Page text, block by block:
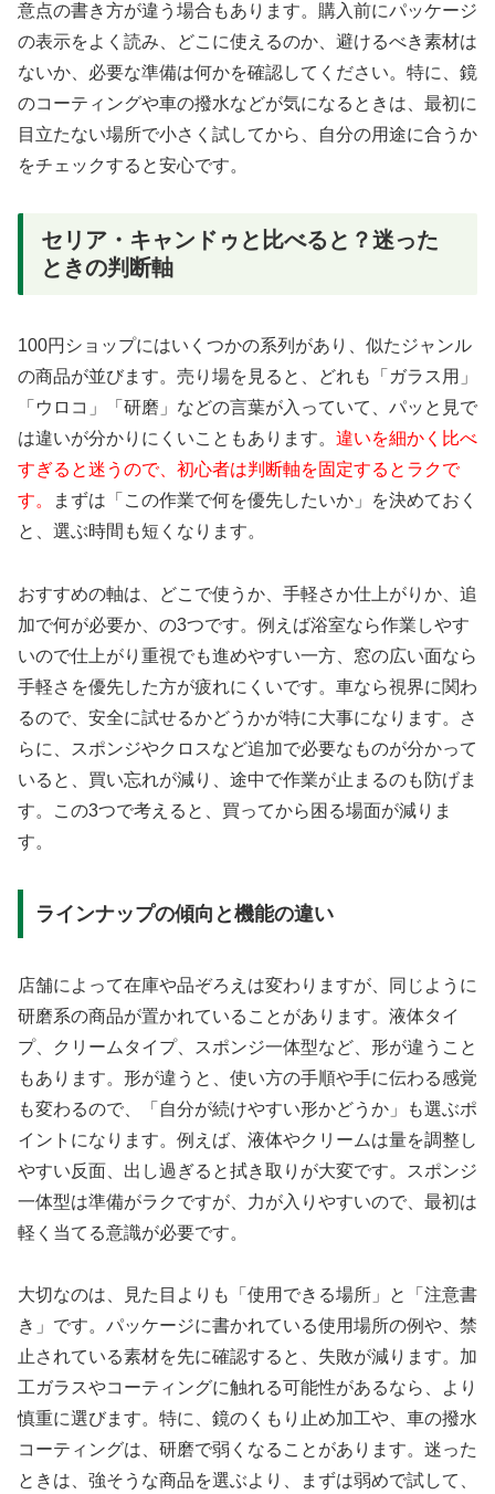
意点の書き方が違う場合もあります。購入前にパッケージ
の表示をよく読み、どこに使えるのか、避けるべき素材は
ないか、必要な準備は何かを確認してください。特に、鏡
のコーティングや車の撥水などが気になるときは、最初に
目立たない場所で小さく試してから、自分の用途に合うか
をチェックすると安心です。
セリア・キャンドゥと比べると？迷った
ときの判断軸
100円ショップにはいくつかの系列があり、似たジャンル
の商品が並びます。売り場を見ると、どれも「ガラス用」
「ウロコ」「研磨」などの言葉が入っていて、パッと見で
は違いが分かりにくいこともあります。 違いを細かく比べ
すぎると迷うので、初心者は判断軸を固定するとラクで
す。
まずは「この作業で何を優先したいか」を決めておく
と、選ぶ時間も短くなります。
おすすめの軸は、どこで使うか、手軽さか仕上がりか、追
加で何が必要か、の3つです。例えば浴室なら作業しやす
いので仕上がり重視でも進めやすい一方、窓の広い面なら
手軽さを優先した方が疲れにくいです。車なら視界に関わ
るので、安全に試せるかどうかが特に大事になります。さ
らに、スポンジやクロスなど追加で必要なものが分かって
いると、買い忘れが減り、途中で作業が止まるのも防げま
す。この3つで考えると、買ってから困る場面が減りま
す。
ラインナップの傾向と機能の違い
店舗によって在庫や品ぞろえは変わりますが、同じように
研磨系の商品が置かれていることがあります。液体タイ
プ、クリームタイプ、スポンジ一体型など、形が違うこと
もあります。形が違うと、使い方の手順や手に伝わる感覚
も変わるので、「自分が続けやすい形かどうか」も選ぶポ
イントになります。例えば、液体やクリームは量を調整し
やすい反面、出し過ぎると拭き取りが大変です。スポンジ
一体型は準備がラクですが、力が入りやすいので、最初は
軽く当てる意識が必要です。
大切なのは、見た目よりも「使用できる場所」と「注意書
き」です。パッケージに書かれている使用場所の例や、禁
止されている素材を先に確認すると、失敗が減ります。加
工ガラスやコーティングに触れる可能性があるなら、より
慎重に選びます。特に、鏡のくもり止め加工や、車の撥水
コーティングは、研磨で弱くなることがあります。迷った
ときは、強そうな商品を選ぶより、まずは弱めで試して、